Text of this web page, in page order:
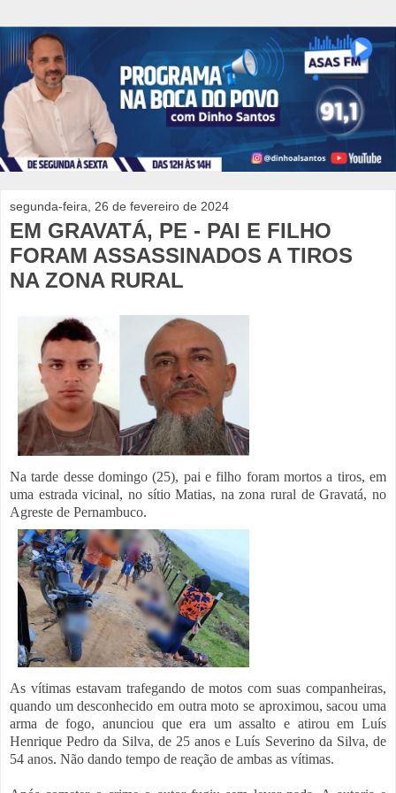
segunda-feira, 26 de fevereiro de 2024
EM GRAVATÁ, PE - PAI E FILHO
FORAM ASSASSINADOS A TIROS
NA ZONA RURAL
Na tarde desse domingo (25), pai e filho foram mortos a tiros, em
uma estrada vicinal, no sítio Matias, na zona rural de Gravatá, no
Agreste de Pernambuco.
As vítimas estavam trafegando de motos com suas companheiras,
quando um desconhecido em outra moto se aproximou, sacou uma
arma de fogo, anunciou que era um assalto e atirou em Luís
Henrique Pedro da Silva, de 25 anos e Luís Severino da Silva, de
54 anos. Não dando tempo de reação de ambas as vítimas.